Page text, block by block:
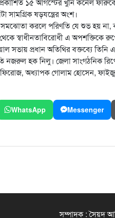
সামগ্রিক ষড়যন্ত্রের অংশ।
করলে পরিণতি যে শুভ হয় না,
স্বাধীনতাবিরোধী এ অপশক্তিকে
সভায় প্রধান অতিথির বক্তব্যে
নজরুল হক নিলু। জেলা সাংগঠনিক
অধ্যাপক গোলাম হোসেন, ফাইজুল
WhatsApp Messenger
সম্পাদক : সৈয়দ